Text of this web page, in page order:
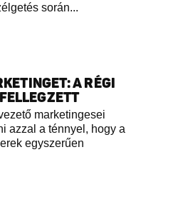
során...
A RÉGI
marketingesei
azzal a ténnyel, hogy a
egyszerűen